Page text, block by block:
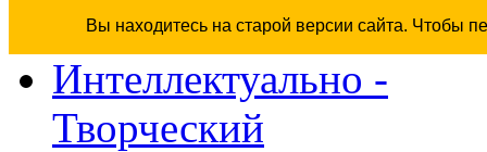
Вы находитесь на старой версии сайта. Чтобы
Интеллектуально -
Творческий